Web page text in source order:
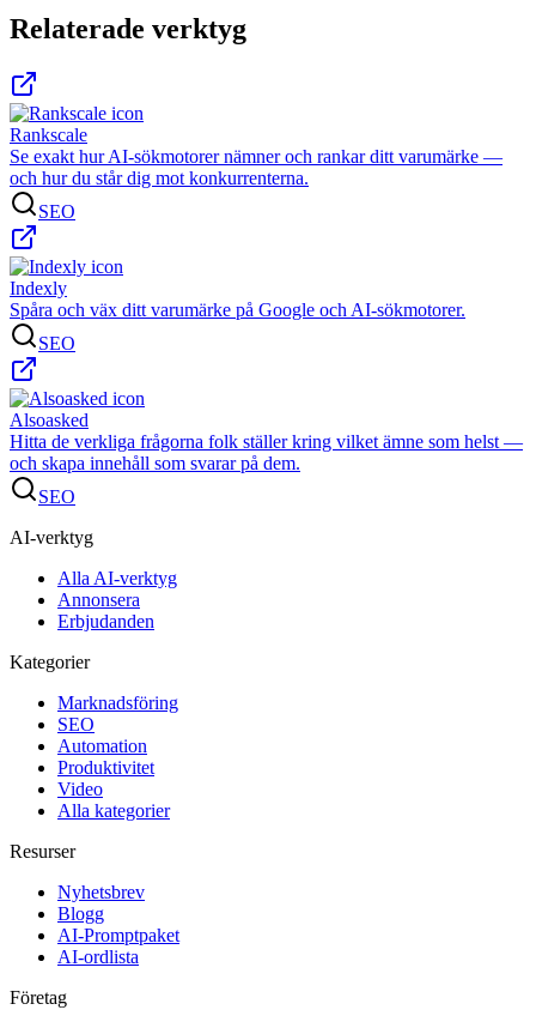
Relaterade verktyg
Rankscale
Se exakt hur AI-sökmotorer nämner och rankar ditt varumärke —
och hur du står dig mot konkurrenterna.
SEO
Indexly
Spåra och väx ditt varumärke på Google och AI-sökmotorer.
SEO
Alsoasked
Hitta de verkliga frågorna folk ställer kring vilket ämne som helst —
och skapa innehåll som svarar på dem.
SEO
AI-verktyg
Alla AI-verktyg
Annonsera
Erbjudanden
Kategorier
Marknadsföring
SEO
Automation
Produktivitet
Video
Alla kategorier
Resurser
Nyhetsbrev
Blogg
AI-Promptpaket
AI-ordlista
Företag